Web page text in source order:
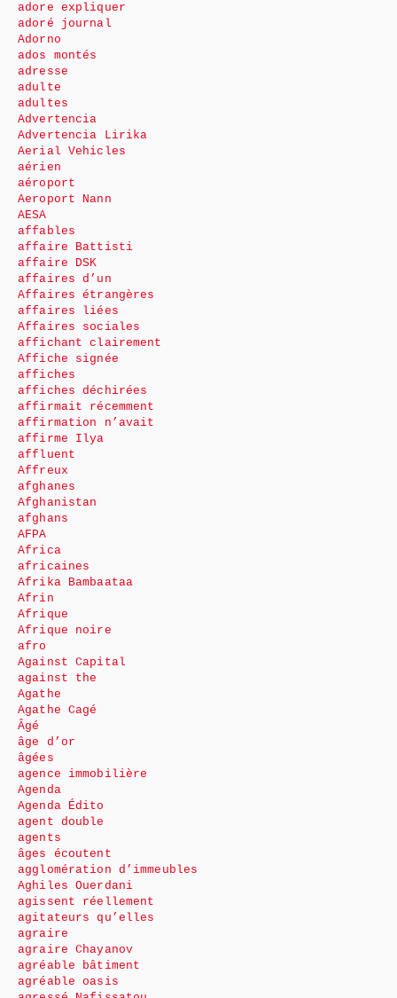
adore expliquer
adoré journal
Adorno
ados montés
adresse
adulte
adultes
Advertencia
Advertencia Lirika
Aerial Vehicles
aérien
aéroport
Aeroport Nann
AESA
affables
affaire Battisti
affaire DSK
affaires d’un
Affaires étrangères
affaires liées
Affaires sociales
affichant clairement
Affiche signée
affiches
affiches déchirées
affirmait récemment
affirmation n’avait
affirme Ilya
affluent
Affreux
afghanes
Afghanistan
afghans
AFPA
Africa
africaines
Afrika Bambaataa
Afrin
Afrique
Afrique noire
afro
Against Capital
against the
Agathe
Agathe Cagé
Âgé
âge d’or
âgées
agence immobilière
Agenda
Agenda Édito
agent double
agents
âges écoutent
agglomération d’immeubles
Aghiles Ouerdani
agissent réellement
agitateurs qu’elles
agraire
agraire Chayanov
agréable bâtiment
agréable oasis